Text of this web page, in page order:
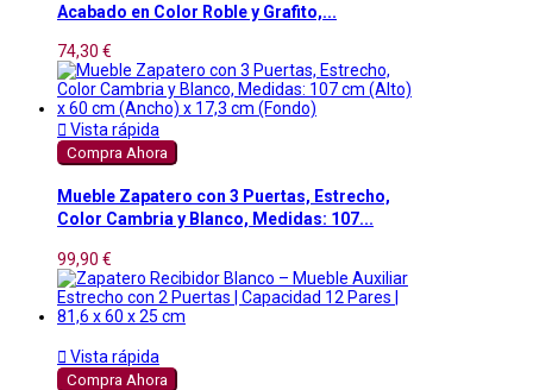
Acabado en Color Roble y Grafito,...
74,30 €
 Vista rápida
Compra Ahora
Mueble Zapatero con 3 Puertas, Estrecho,
Color Cambria y Blanco, Medidas: 107...
99,90 €
 Vista rápida
Compra Ahora